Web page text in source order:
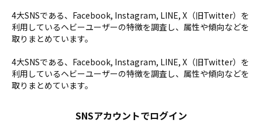
4大SNSである、Facebook, Instagram, LINE, X（旧Twitter）を
利用しているヘビーユーザーの特徴を調査し、属性や傾向などを
取りまとめています。
4大SNSである、Facebook, Instagram, LINE, X（旧Twitter）を
利用しているヘビーユーザーの特徴を調査し、属性や傾向などを
取りまとめています。
SNSアカウントでログイン